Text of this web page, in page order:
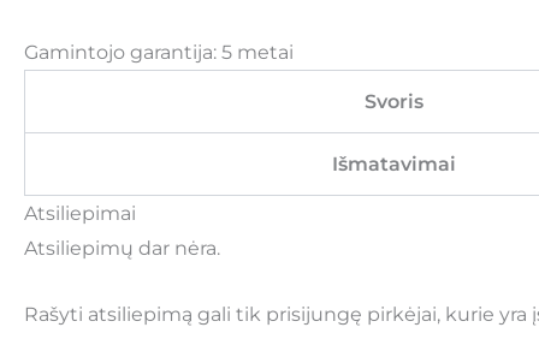
Gamintojo garantija: 5 metai
Svoris
Išmatavimai
Atsiliepimai
Atsiliepimų dar nėra.
Rašyti atsiliepimą gali tik prisijungę pirkėjai, kurie yra